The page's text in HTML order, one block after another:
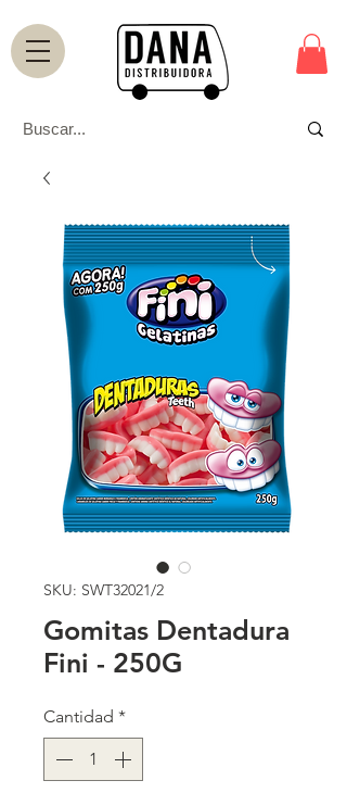
SKU: SWT32021/2
Gomitas Dentadura
Fini - 250G
Cantidad *